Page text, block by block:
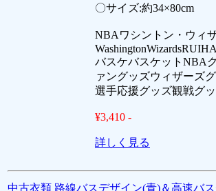
〇サイズ:約34×80cm
NBAワシントン・ウィ
バスケバスケットNBA
ァングッズウィザーズ
選手応援グッズ観戦グ
¥3,410 -
詳しく見る
中古衣類 路線バスデザイン(青)＆高速バ